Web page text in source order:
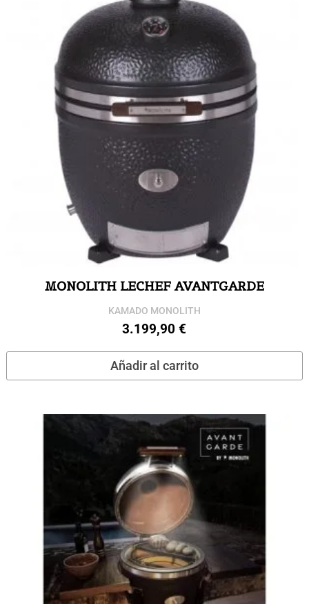
MONOLITH LECHEF AVANTGARDE
KAMADO MONOLITH
3.199,90€
Añadir al carrito